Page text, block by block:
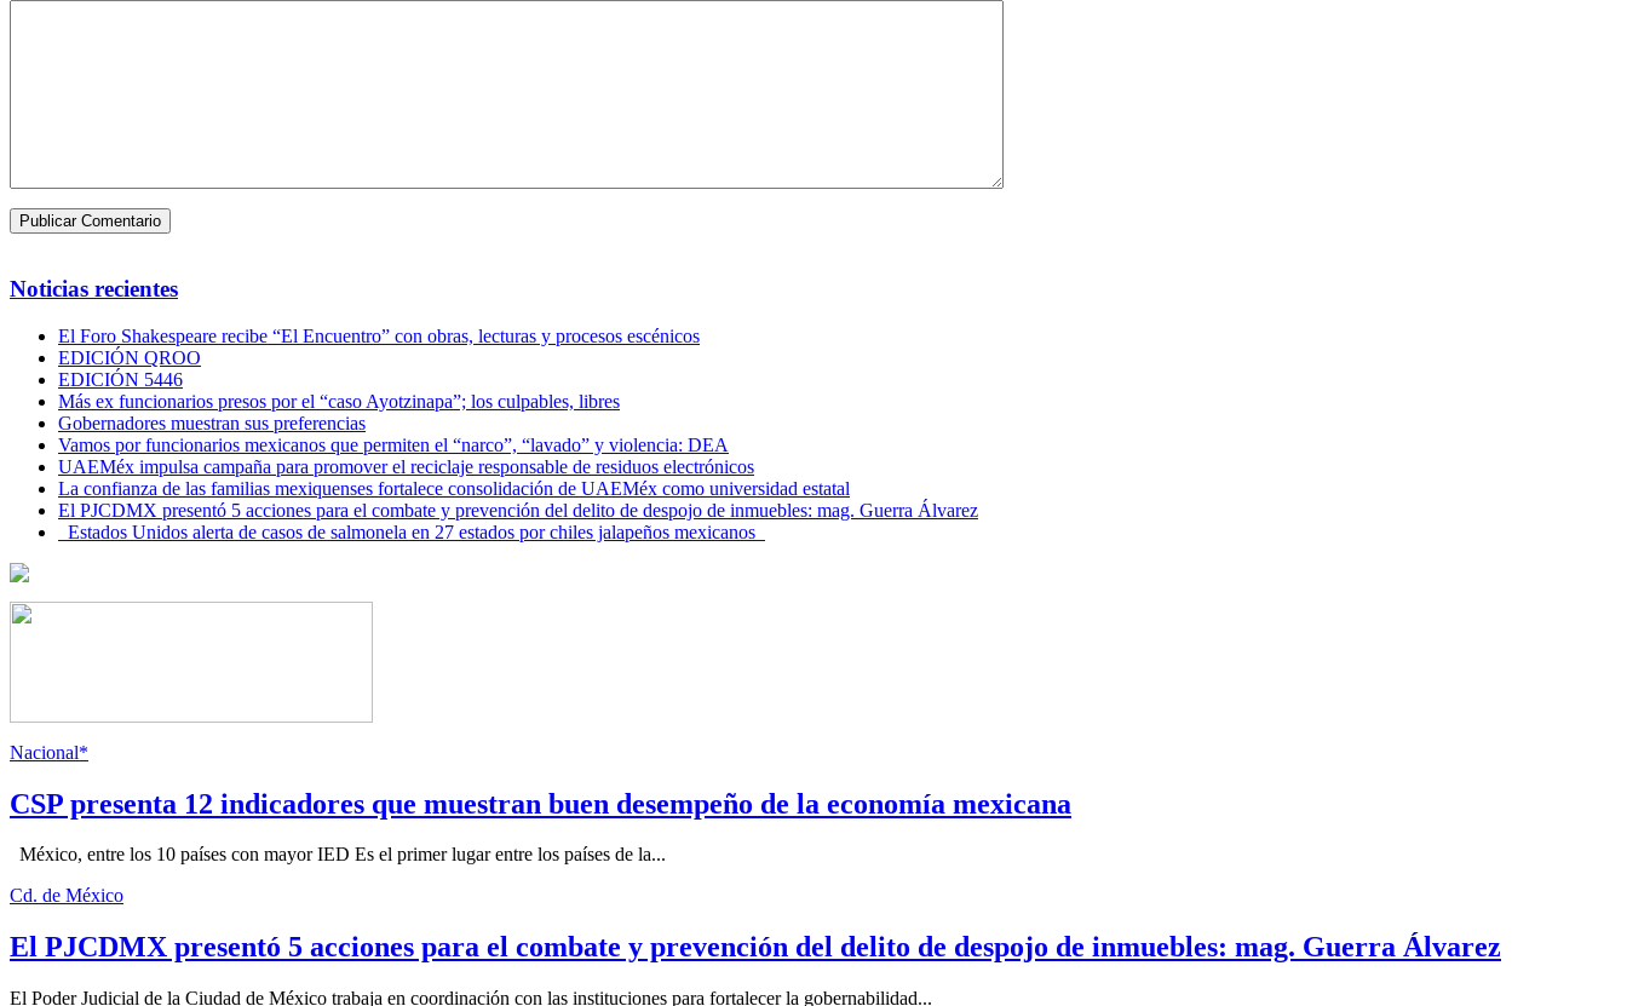
Noticias recientes
El Foro Shakespeare recibe “El Encuentro” con obras, lecturas y procesos escénicos
EDICIÓN QROO
EDICIÓN 5446
Más ex funcionarios presos por el “caso Ayotzinapa”; los culpables, libres
Gobernadores muestran sus preferencias
Vamos por funcionarios mexicanos que permiten el “narco”, “lavado” y violencia: DEA
UAEMéx impulsa campaña para promover el reciclaje responsable de residuos electrónicos
La confianza de las familias mexiquenses fortalece consolidación de UAEMéx como universidad estatal
El PJCDMX presentó 5 acciones para el combate y prevención del delito de despojo de inmuebles: mag. Guerra Álvarez
Estados Unidos alerta de casos de salmonela en 27 estados por chiles jalapeños mexicanos
Nacional*
CSP presenta 12 indicadores que muestran buen desempeño de la economía mexicana
México, entre los 10 países con mayor IED Es el primer lugar entre los países de la...
Cd. de México
El PJCDMX presentó 5 acciones para el combate y prevención del delito de despojo de inmuebles: mag. Guerra Álvarez
El Poder Judicial de la Ciudad de México trabaja en coordinación con las instituciones para fortalecer la gobernabilidad...